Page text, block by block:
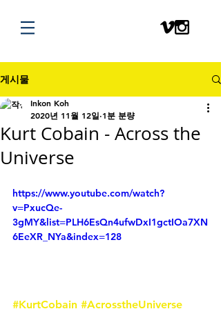
게시물
Kurt Cobain - Across the
Universe
Inkon Koh
2020년 11월 12일 1분 분량
https://www.youtube.com/watch?
v=PxucQe-
3gMY&list=PLH6EsQn4ufwDxI1gctIOa7XN
6EeXR_NYa&index=128
#KurtCobain #AcrosstheUniverse